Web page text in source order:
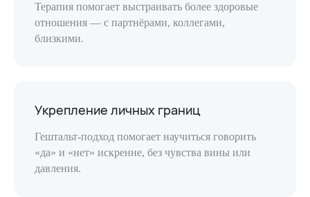
Терапия помогает выстраивать более здоровые
отношения — с партнёрами, коллегами,
близкими.
Укрепление личных границ
Гештальт-подход помогает научиться говорить
«да» и «нет» искренне, без чувства вины или
давления.